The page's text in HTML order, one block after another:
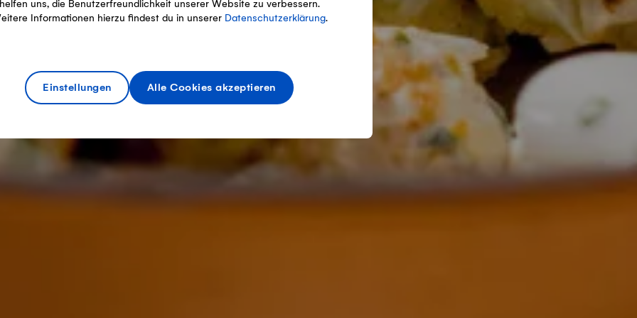
uns, die Benutzerfreundlichkeit unserer Website zu verbessern.
Informationen hierzu findest du in unserer Datenschutzerklärung.
Einstellungen Alle Cookies akzeptieren